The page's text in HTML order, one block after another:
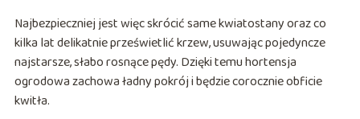
Najbezpieczniej jest więc skrócić same kwiatostany oraz co
kilka lat delikatnie prześwietlić krzew, usuwając pojedyncze
najstarsze, słabo rosnące pędy. Dzięki temu hortensja
ogrodowa zachowa ładny pokrój i będzie corocznie obficie
kwitła.